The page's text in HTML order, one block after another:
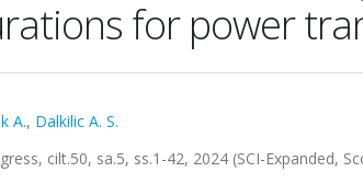
for power
A., Dalkilic A. S.
cilt.50, sa.5, ss.1-42, 2024 (SCI-Expanded,